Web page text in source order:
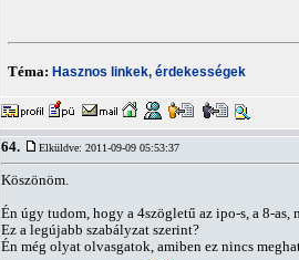
Téma: Hasznos linkek, érdekességek
64. Elküldve: 2011-09-09 05:53:37
Köszönöm.
Én úgy tudom, hogy a 4szögletű az ipo-s, a 8-as,
Ez a legújabb szabályzat szerint?
Én még olyat olvasgatok, amiben ez nincs